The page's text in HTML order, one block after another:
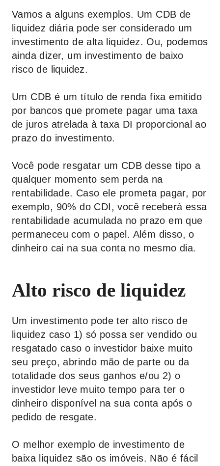
Vamos a alguns exemplos. Um CDB de
liquidez diária pode ser considerado um
investimento de alta liquidez. Ou, podemos
ainda dizer, um investimento de baixo
risco de liquidez.
Um CDB é um título de renda fixa emitido
por bancos que promete pagar uma taxa
de juros atrelada à taxa DI proporcional ao
prazo do investimento.
Você pode resgatar um CDB desse tipo a
qualquer momento sem perda na
rentabilidade. Caso ele prometa pagar, por
exemplo, 90% do CDI, você receberá essa
rentabilidade acumulada no prazo em que
permaneceu com o papel. Além disso, o
dinheiro cai na sua conta no mesmo dia.
Alto risco de liquidez
Um investimento pode ter alto risco de
liquidez caso 1) só possa ser vendido ou
resgatado caso o investidor baixe muito
seu preço, abrindo mão de parte ou da
totalidade dos seus ganhos e/ou 2) o
investidor leve muito tempo para ter o
dinheiro disponível na sua conta após o
pedido de resgate.
O melhor exemplo de investimento de
baixa liquidez são os imóveis. Não é fácil